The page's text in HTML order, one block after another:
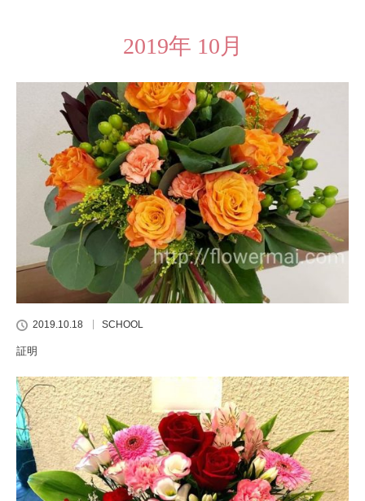
2019年 10月
2019.10.18 SCHOOL
証明